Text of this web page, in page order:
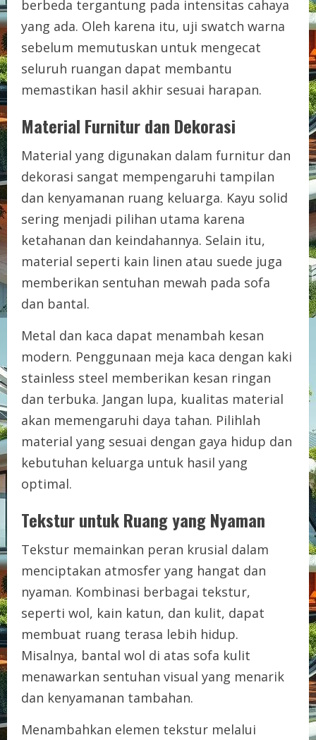
berbeda tergantung pada intensitas cahaya
yang ada. Oleh karena itu, uji swatch warna
sebelum memutuskan untuk mengecat
seluruh ruangan dapat membantu
memastikan hasil akhir sesuai harapan.
Material Furnitur dan Dekorasi
Material yang digunakan dalam furnitur dan
dekorasi sangat mempengaruhi tampilan
dan kenyamanan ruang keluarga. Kayu solid
sering menjadi pilihan utama karena
ketahanan dan keindahannya. Selain itu,
material seperti kain linen atau suede juga
memberikan sentuhan mewah pada sofa
dan bantal.
Metal dan kaca dapat menambah kesan
modern. Penggunaan meja kaca dengan kaki
stainless steel memberikan kesan ringan
dan terbuka. Jangan lupa, kualitas material
akan memengaruhi daya tahan. Pilihlah
material yang sesuai dengan gaya hidup dan
kebutuhan keluarga untuk hasil yang
optimal.
Tekstur untuk Ruang yang Nyaman
Tekstur memainkan peran krusial dalam
menciptakan atmosfer yang hangat dan
nyaman. Kombinasi berbagai tekstur,
seperti wol, kain katun, dan kulit, dapat
membuat ruang terasa lebih hidup.
Misalnya, bantal wol di atas sofa kulit
menawarkan sentuhan visual yang menarik
dan kenyamanan tambahan.
Menambahkan elemen tekstur melalui